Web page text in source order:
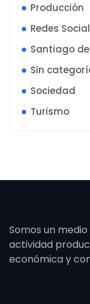
Producción
Redes
Santiago
Sin
Sociedad
Turismo
Somos un
actividad
económica y